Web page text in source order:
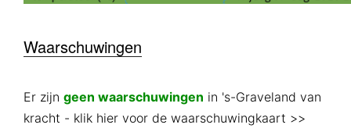
Waarschuwingen
Er zijn geen waarschuwingen in 's-Graveland van
kracht - klik hier voor de waarschuwingkaart >>